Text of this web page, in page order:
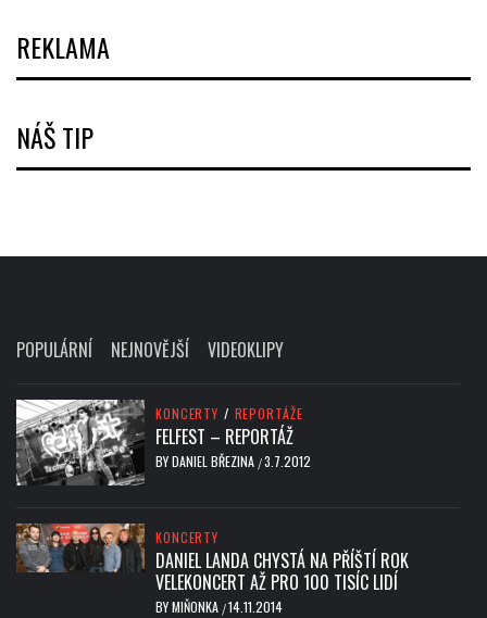
REKLAMA
NÁŠ TIP
POPULÁRNÍ NEJNOVĚJŠÍ VIDEOKLIPY
KONCERTY / REPORTÁŽE
FELFEST – REPORTÁŽ
BYDANIEL BŘEZINA /3.7.2012
KONCERTY
DANIEL LANDA CHYSTÁ NA PŘÍŠTÍ ROK
VELEKONCERT AŽ PRO 100 TISÍC LIDÍ
BYMIŇONKA /14.11.2014